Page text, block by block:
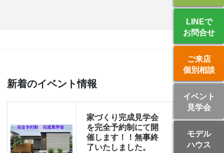
新着のイベント情報
家づくり完成見学会
を完全予約制にて開
催します！！無事終
了いたしました。
LINEで
お問合せ
ご来店
個別相談
イベント
見学会
モデル
ハウス